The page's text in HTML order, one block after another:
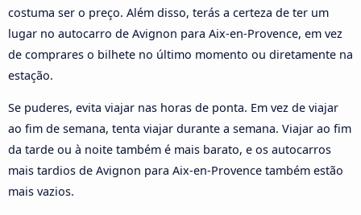
costuma ser o preço. Além disso, terás a certeza de ter um
lugar no autocarro de Avignon para Aix-en-Provence, em vez
de comprares o bilhete no último momento ou diretamente na
estação.
Se puderes, evita viajar nas horas de ponta. Em vez de viajar
ao fim de semana, tenta viajar durante a semana. Viajar ao fim
da tarde ou à noite também é mais barato, e os autocarros
mais tardios de Avignon para Aix-en-Provence também estão
mais vazios.